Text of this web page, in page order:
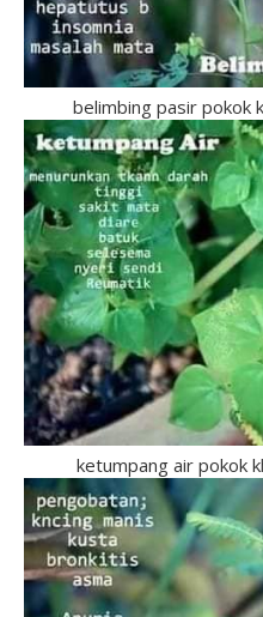
belimbing pasir pokok
ketumpang air pokok